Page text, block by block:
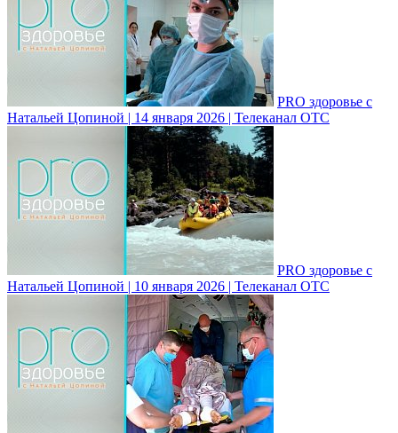
PRO здоровье с
Натальей Цопиной | 14 января 2026 | Телеканал ОТС
PRO здоровье с
Натальей Цопиной | 10 января 2026 | Телеканал ОТС